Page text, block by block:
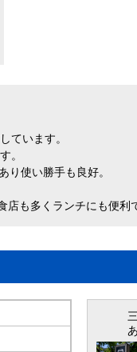
ています。
。
り使い勝手も良好。
も多くランチにも便利